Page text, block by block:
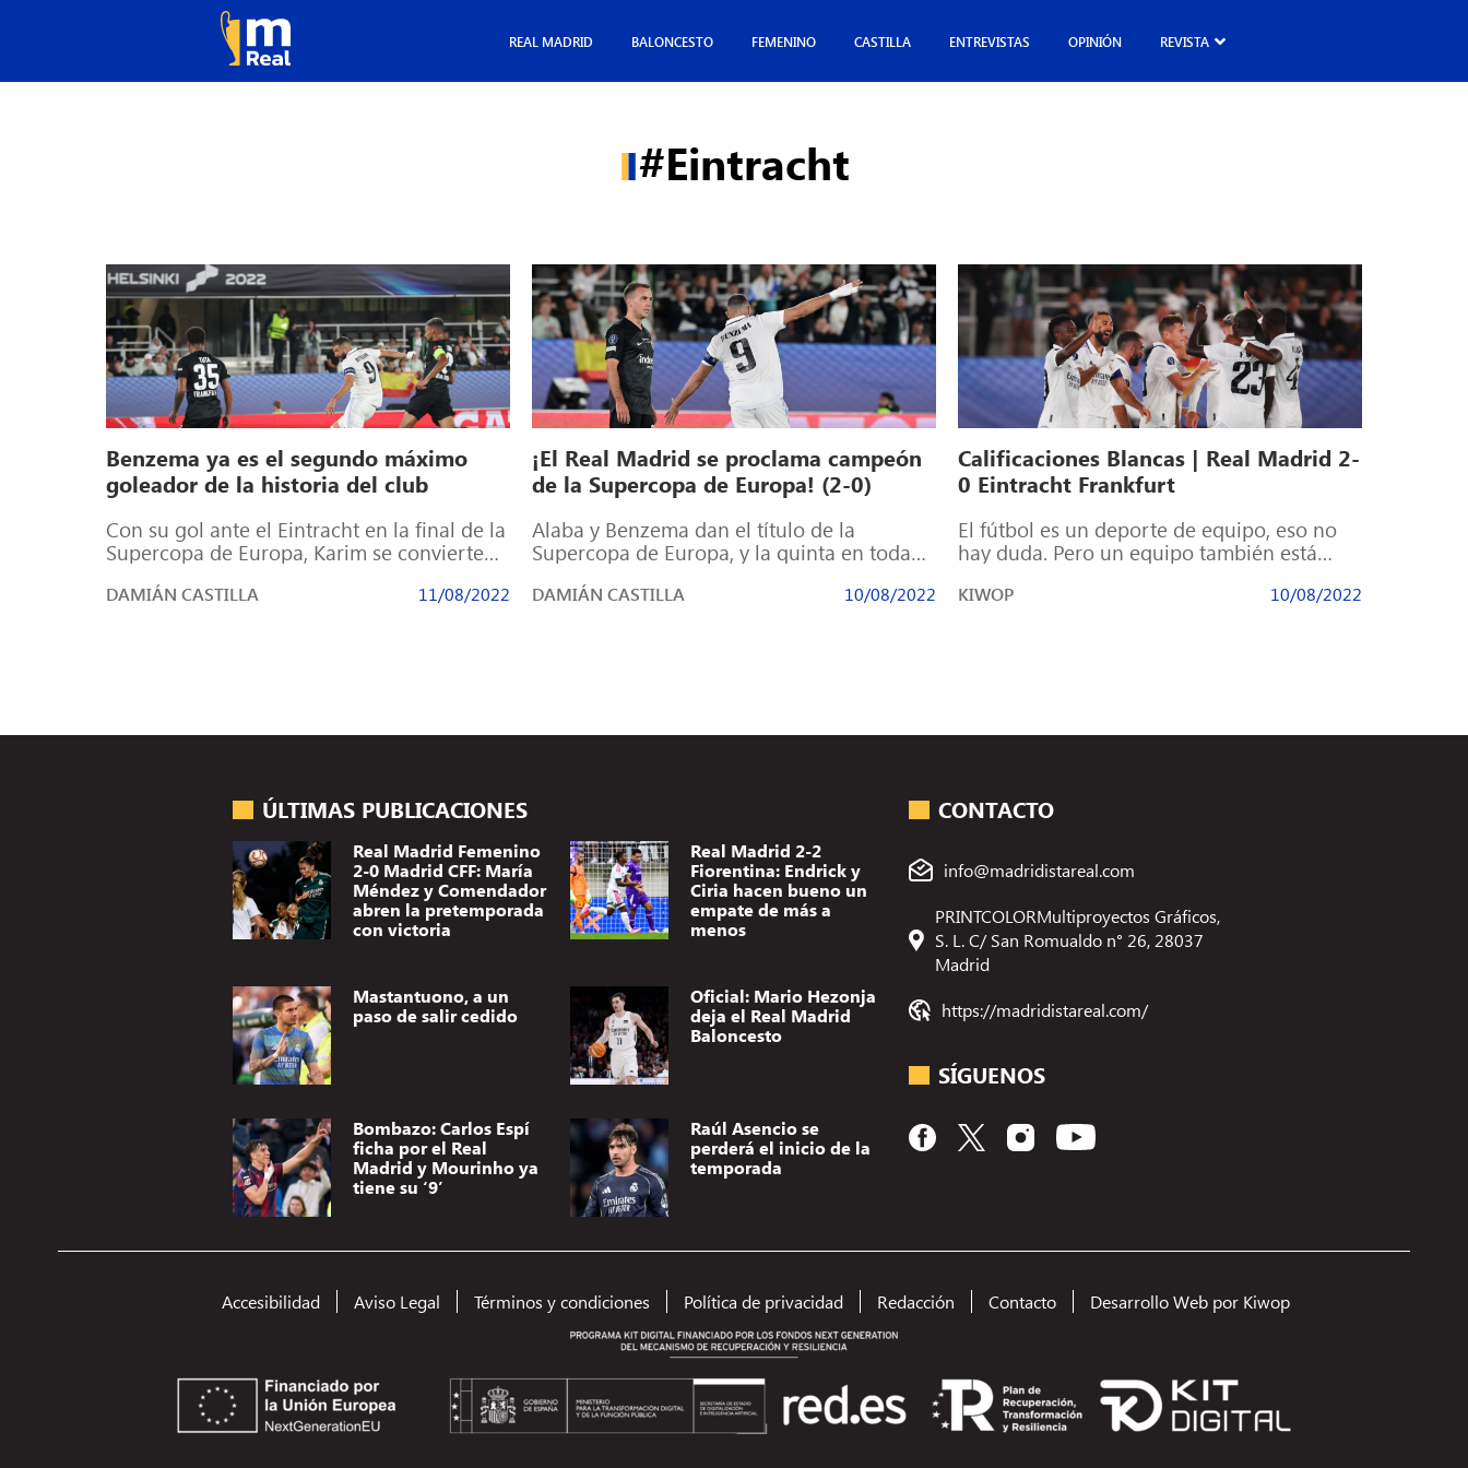
REAL MADRID BALONCESTO FEMENINO CASTILLA ENTREVISTAS OPINIÓN REVISTA
#Eintracht
Benzema ya es el segundo máximo
goleador de la historia del club
Con su gol ante el Eintracht en la final de la
Supercopa de Europa, Karim se convierte
DAMIÁN CASTILLA 11/08/2022
¡El Real Madrid se proclama campeón
de la Supercopa de Europa! (2-0)
Alaba y Benzema dan el título de la
Supercopa de Europa, y la quinta en toda
DAMIÁN CASTILLA 10/08/2022
Calificaciones Blancas | Real Madrid 2-
0 Eintracht Frankfurt
El fútbol es un deporte de equipo, eso no
hay duda. Pero un equipo también está
KIWOP 10/08/2022
ÚLTIMAS PUBLICACIONES
Real Madrid Femenino
2-0 Madrid CFF: María
Méndez y Comendador
abren la pretemporada
con victoria
Real Madrid 2-2
Fiorentina: Endrick y
Ciria hacen bueno un
empate de más a
menos
Mastantuono, a un
paso de salir cedido
Oficial: Mario Hezonja
deja el Real Madrid
Baloncesto
Bombazo: Carlos Espí
ficha por el Real
Madrid y Mourinho ya
tiene su ‘9’
Raúl Asencio se
perderá el inicio de la
temporada
CONTACTO
info@madridistareal.com
PRINTCOLORMultiproyectos Gráficos,
S. L. C/ San Romualdo n° 26, 28037
Madrid
https://madridistareal.com/
SÍGUENOS
Accesibilidad Aviso Legal Términos y condiciones Política de privacidad Redacción Contacto Desarrollo Web por Kiwop